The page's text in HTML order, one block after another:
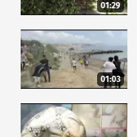
01:29
01:03